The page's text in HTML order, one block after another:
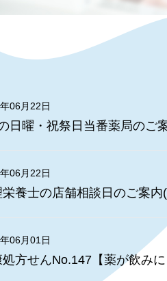
06月22日
日曜・祝祭日当番薬局のご
06月22日
栄養士の店舗相談日のご案内
06月01日
方せんNo.147【薬が飲み